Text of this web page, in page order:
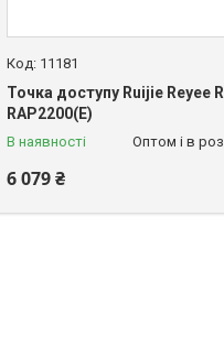
11181
Точка доступу Ruijie Reyee
RAP2200(E)
В наявності Оптом і в
6 079 ₴